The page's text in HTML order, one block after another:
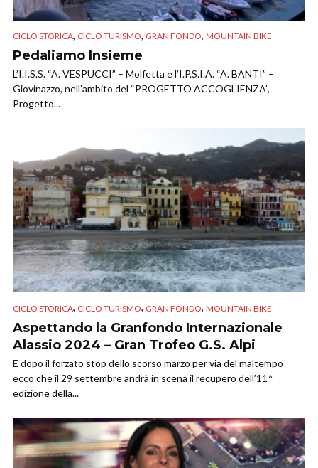
CICLO STORICA, CICLO TURISMO, GRAN FONDO, MOUNTAIN BIKE
Pedaliamo Insieme
L’I.I.S.S. “A. VESPUCCI” – Molfetta e l’I.P.S.I.A. “A. BANTI” –
Giovinazzo, nell’ambito del “PROGETTO ACCOGLIENZA”,
Progetto...
CICLO STORICA, CICLO TURISMO, GRAN FONDO, MOUNTAIN BIKE
Aspettando la Granfondo Internazionale
Alassio 2024 – Gran Trofeo G.S. Alpi
E dopo il forzato stop dello scorso marzo per via del maltempo
ecco che il 29 settembre andrà in scena il recupero dell’11^
edizione della...